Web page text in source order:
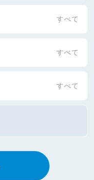
すべて
すべて
すべて